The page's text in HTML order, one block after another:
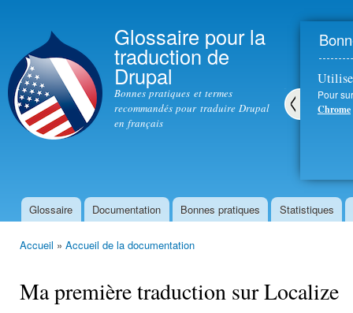
Glossaire pour la
traduction de
Drupal
Bonnes pratiques et termes
recommandés pour traduire Drupal
en français
Pour
Chrome
Menu principal
Glossaire Documentation Bonnes pratiques Statistiques
Accueil » Accueil de la documentation
Ma première traduction sur Localize